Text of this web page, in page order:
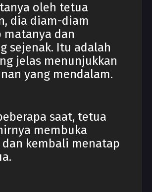
oleh tetua
dia diam-diam
matanya dan
sejenak. Itu adalah
jelas menunjukkan
yang mendalam.
saat, tetua
membuka
kembali menatap